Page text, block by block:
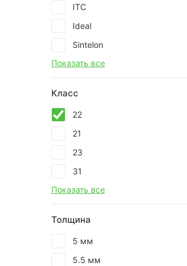
ITC
Ideal
Sintelon
Показать все
Класс
22
21
23
31
Показать все
Толщина
5 мм
5.5 мм